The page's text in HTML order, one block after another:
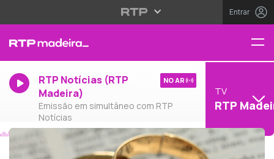
Entrar
RTP Notícias (RTP
Madeira)
Emissão em simultâneo com RTP
Notícias
NO AR
TV
RTP